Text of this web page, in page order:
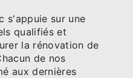
s'appuie sur une
qualifiés et
la rénovation de
de nos
aux dernières